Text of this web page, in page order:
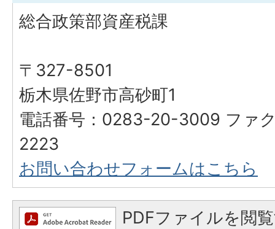
総合政策部資産税課
〒327-8501
栃木県佐野市高砂町1
電話番号：0283-20-3009 ファ
2223
お問い合わせフォームはこちら
PDFファイルを閲